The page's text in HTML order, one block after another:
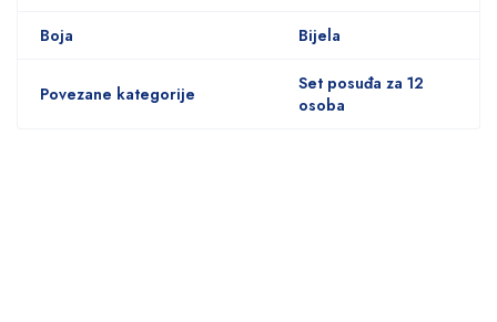
Boja Bijela
Povezane kategorije
Set posuđa za 12
osoba